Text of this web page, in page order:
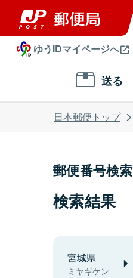
ゆうIDマイページへ
送る
日本郵便トップ
郵便番号検索
検索結果
宮城県
ミヤギケン